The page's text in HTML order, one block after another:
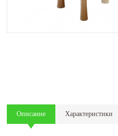
Описание Характеристики